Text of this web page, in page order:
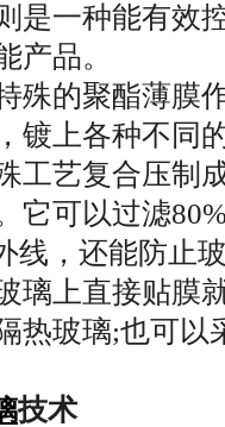
是一种能有效
产品。
的聚酯薄膜
镀上各种不同
工艺复合压制
它可以过滤
线，还能防止
上直接贴膜
热玻璃;也可以
技术